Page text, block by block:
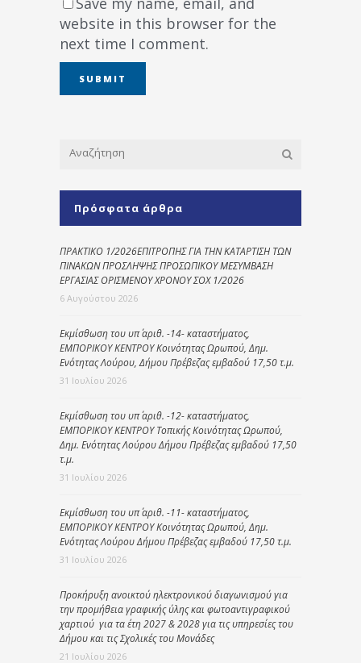
website in this browser for the
next time I comment.
Πρόσφατα άρθρα
ΠΡΑΚΤΙΚΟ 1/2026ΕΠΙΤΡΟΠΗΣ ΓΙΑ ΤΗΝ ΚΑΤΑΡΤΙΣΗ ΤΩΝ
ΠΙΝΑΚΩΝ ΠΡΟΣΛΗΨΗΣ ΠΡΟΣΩΠΙΚΟΥ ΜΕΣΥΜΒΑΣΗ
ΕΡΓΑΣΙΑΣ ΟΡΙΣΜΕΝΟΥ ΧΡΟΝΟΥ ΣΟΧ 1/2026
6 Αυγούστου 2026
Εκμίσθωση του υπ΄ αριθ. -14- καταστήματος,
ΕΜΠΟΡΙΚΟΥ ΚΕΝΤΡΟΥ Κοινότητας Ωρωπού, Δημ.
Ενότητας Λούρου, Δήμου Πρέβεζας εμβαδού 17,50 τ.μ.
31 Ιουλίου 2026
Εκμίσθωση του υπ΄ αριθ. -12- καταστήματος,
ΕΜΠΟΡΙΚΟΥ ΚΕΝΤΡΟΥ Τοπικής Κοινότητας Ωρωπού,
Δημ. Ενότητας Λούρου Δήμου Πρέβεζας εμβαδού 17,50
τ.μ.
31 Ιουλίου 2026
Εκμίσθωση του υπ΄ αριθ. -11- καταστήματος,
ΕΜΠΟΡΙΚΟΥ ΚΕΝΤΡΟΥ Κοινότητας Ωρωπού, Δημ.
Ενότητας Λούρου Δήμου Πρέβεζας εμβαδού 17,50 τ.μ.
31 Ιουλίου 2026
Προκήρυξη ανοικτού ηλεκτρονικού διαγωνισμού για
την προμήθεια γραφικής ύλης και φωτοαντιγραφικού
χαρτιού για τα έτη 2027 & 2028 για τις υπηρεσίες του
Δήμου και τις Σχολικές του Μονάδες
21 Ιουλίου 2026